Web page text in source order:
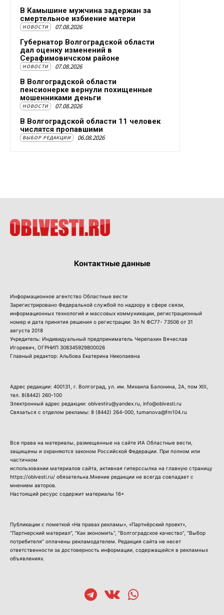
В Камышине мужчина задержан за
смертельное избиение матери
НОВОСТИ 07.08.2026
Губернатор Волгоградской области
дал оценку изменений в
Серафимовичском районе
НОВОСТИ 07.08.2026
В Волгоградской области
пенсионерке вернули похищенные
мошенниками деньги
НОВОСТИ 07.08.2026
В Волгоградской области 11 человек
числятся пропавшими
ВЫБОР РЕДАКЦИИ 06.08.2026
Контактные данные
Информационное агентство Областные вести
Зарегистрировано Федеральной службой по надзору в сфере связи,
информационных технологий и массовых коммуникации, регистрационный
номер и дата принятия решения о регистрации: Эл N ФС77- 73506 от 31
августа 2018
Учредитель: Индивидуальный предприниматель Черепахин Вячеслав
Игоревич, ОГРНИП 308345929800026
Главный редактор: Альбова Екатерина Николаевна
Адрес редакции: 400131, г. Волгоград, ул. им. Михаила Балонина, 2А, пом XIII,
тел. 8(8442) 260-100
Электронный адрес редакции: oblvestiru@yandex.ru, info@oblvesti.ru
Связаться с отделом рекламы: 8 (8442) 264-000 , tumanova@fm104.ru
Все права на материалы, размещенные на сайте ИА Областные вести,
защищены и охраняются законом Российской Федерации. При полном или
частичном
использовании материалов сайта, активная гиперссылка на главную страницу
https://oblvesti.ru/ обязательна.Мнение редакции не всегда совпадает с
мнением авторов.
Настоящий ресурс содержит материалы 16+
Публикации с пометкой «На правах рекламы», «Партнёрский проект»,
“Партнерский материал”, “Как экономить”, “Волгоградское качество”, “Выбор
потребителя” оплачены рекламодателем. Редакция сайта не несет
ответственности за достоверность информации, содержащейся в рекламных
объявлениях.